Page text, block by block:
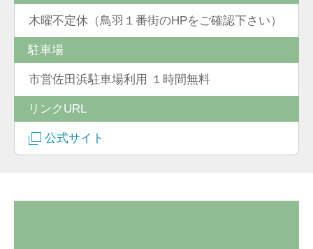
木曜不定休（鳥羽１番街のHPをご確認下さい）
駐車場
市営佐田浜駐車場利用 １時間無料
リンクURL
公式サイト